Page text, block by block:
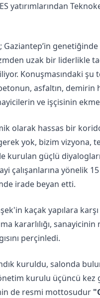
yatırımlarından
Gaziantep’in
uzak bir liderlikle
Konuşmasındaki şu
asfaltın, demirin
ve işçisinin
olarak hassas bir
yok, bizim vizyona,
kurulan güçlü
çalışanlarına yönelik
irade beyan etti.
kaçak yapılara
kararlılığı,
perçinledi.
kuruldu, salonda
kurulu üçüncü kez
de resmi mottosudur